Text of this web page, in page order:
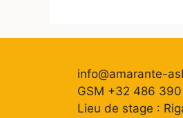
info@amarante-
GSM +32 486
Lieu de stage :